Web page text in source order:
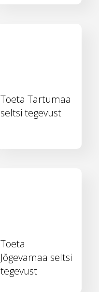
Toeta Tartumaa
seltsi tegevust
Toeta
Jõgevamaa seltsi
tegevust